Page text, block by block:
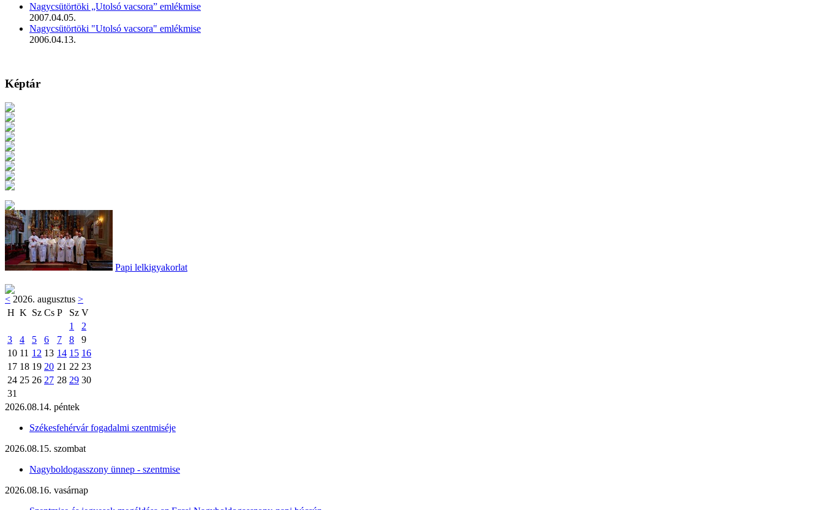
Nagycsütörtöki „Utolsó vacsora” emlékmise
2007.04.05.
Nagycsütörtöki "Utolsó vacsora" emlékmise
2006.04.13.
Képtár
Papi lelkigyakorlat
< 2026. augusztus >
H K Sz Cs P Sz V
1
2
3
4 5 6 7 8
9
10 11 12 13 14 15 16
17 18 19 20 21 22 23
24 25 26 27 28 29 30
31
2026.08.14. péntek
Székesfehérvár fogadalmi szentmiséje
2026.08.15. szombat
Nagyboldogasszony ünnep - szentmise
2026.08.16. vasárnap